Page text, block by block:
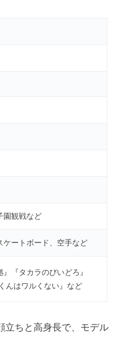
園観戦など
ケートボード、空手など
『タカラのびいどろ』
んはワルくない』など
立ちと高身長で、モデル